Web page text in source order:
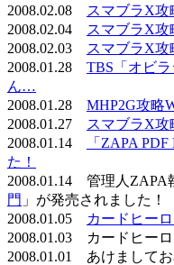
2008.02.08
スマブラX攻
2008.02.04
スマブラX攻
2008.02.03
スマブラX攻
2008.01.28 TBS「オビ
ん…
2008.01.28 MHP2G攻略
2008.01.27
スマブラX攻
2008.01.14
「ZAPA
た！
2008.01.14 管理人ZAPA
門 」が発売されました！
2008.01.05
カードヒー
2008.01.03 カードヒー
2008.01.01 あけまして